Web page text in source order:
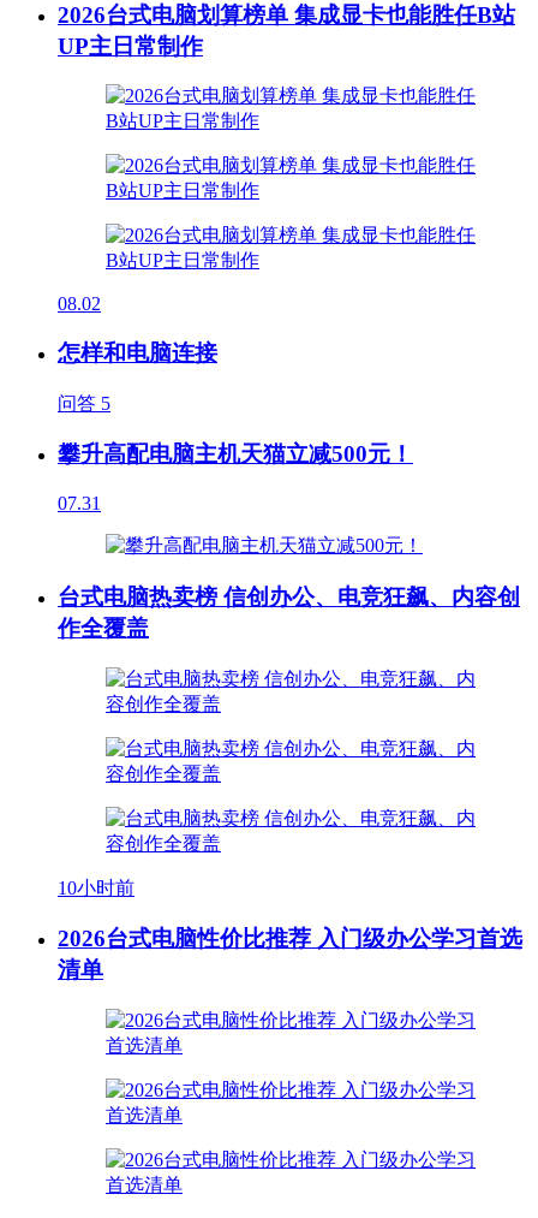
2026台式电脑划算榜单 集成显卡也能胜任B站
UP主日常制作
08.02
怎样和电脑连接
问答 5
攀升高配电脑主机天猫立减500元！
07.31
台式电脑热卖榜 信创办公、电竞狂飙、内容创
作全覆盖
10小时前
2026台式电脑性价比推荐 入门级办公学习首选
清单